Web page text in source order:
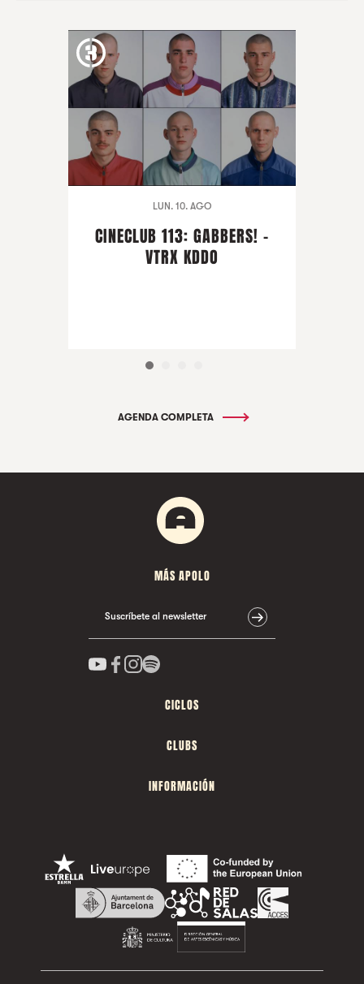
LUN. 10. AGO
CINECLUB 113: GABBERS! -
VTRX KDDO
AGENDA COMPLETA
MÁS APOLO
Suscríbete al newsletter
CICLOS
CLUBS
INFORMACIÓN